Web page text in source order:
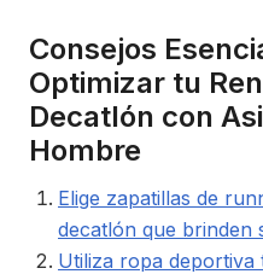
Consejos
Optimizar tu
Decatlón con
Hombre
Elige zapatillas de
decatlón que brinden
Utiliza ropa